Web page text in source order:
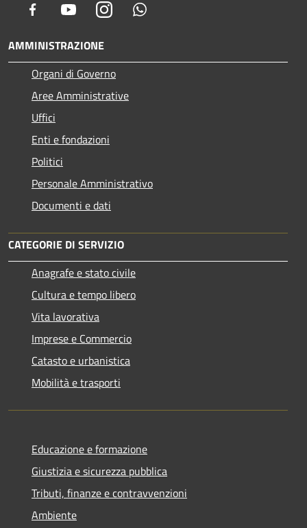
Facebook YoutubeInstagram
AMMINISTRAZIONE
Organi di Governo
Aree Amministrative
Uffici
Enti e fondazioni
Politici
Personale Amministrativo
Documenti e dati
CATEGORIE DI SERVIZIO
Anagrafe e stato civile
Cultura e tempo libero
Vita lavorativa
Imprese e Commercio
Catasto e urbanistica
Mobilità e trasporti
Educazione e formazione
Giustizia e sicurezza pubblica
Tributi, finanze e contravvenzioni
Ambiente